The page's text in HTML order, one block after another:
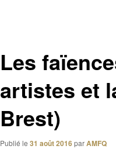
Les
artistes et
Brest)
Publié le 31 août 2016parAMFQ